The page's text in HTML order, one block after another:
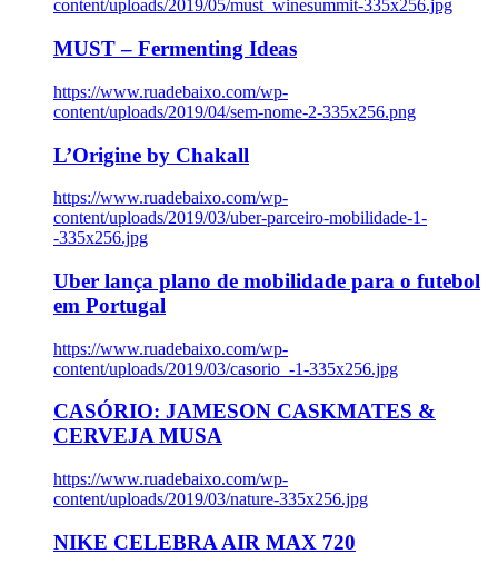
content/uploads/2019/05/must_winesummit-335x256.jpg
MUST – Fermenting Ideas
https://www.ruadebaixo.com/wp-
content/uploads/2019/04/sem-nome-2-335x256.png
L’Origine by Chakall
https://www.ruadebaixo.com/wp-
content/uploads/2019/03/uber-parceiro-mobilidade-1-
-335x256.jpg
Uber lança plano de mobilidade para o futebol
em Portugal
https://www.ruadebaixo.com/wp-
content/uploads/2019/03/casorio_-1-335x256.jpg
CASÓRIO: JAMESON CASKMATES &
CERVEJA MUSA
https://www.ruadebaixo.com/wp-
content/uploads/2019/03/nature-335x256.jpg
NIKE CELEBRA AIR MAX 720